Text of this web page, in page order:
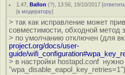
1.47 ,Ballon (?), 13:56, 19/10/2017 [
[к модератору]
> так как исправление может
совместимости, обходной метод
> по умолчанию отключен (для
project.org/docs/user-
guide/
> в настройки hostapd.conf нужно